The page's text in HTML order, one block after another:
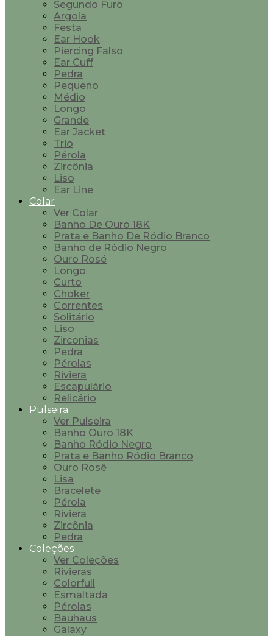
Segundo Furo
Argola
Festa
Ear Hook
Piercing Falso
Ear Cuff
Pedra
Pequeno
Médio
Longo
Grande
Ear Jacket
Trio
Pérola
Zircônia
Liso
Ear Line
Colar
Ver Colar
Banho De Ouro 18K
Prata e Banho De Ródio Branco
Banho de Ródio Negro
Ouro Rosé
Longo
Curto
Choker
Correntes
Solitário
Liso
Zirconias
Pedra
Pérolas
Riviera
Escapulário
Relicário
Pulseira
Ver Pulseira
Banho Ouro 18K
Banho Ródio Negro
Prata e Banho Ródio Branco
Ouro Rosê
Lisa
Bracelete
Pérola
Riviera
Zircônia
Pedra
Coleções
Ver Coleções
Rivieras
Colorfull
Esmaltada
Pérolas
Bauhaus
Galaxy